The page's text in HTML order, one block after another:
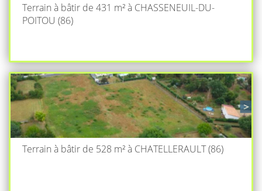
Terrain à bâtir de 431 m² à CHASSENEUIL-DU-
POITOU (86)
Terrain à bâtir de 528 m² à CHATELLERAULT (86)